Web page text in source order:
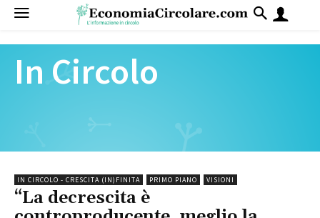
In Circolo
IN CIRCOLO - CRESCITA (IN)FINITA PRIMO PIANO VISIONI
“La decrescita è